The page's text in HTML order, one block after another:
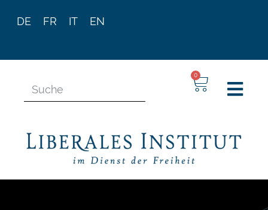
DE FR IT EN
0